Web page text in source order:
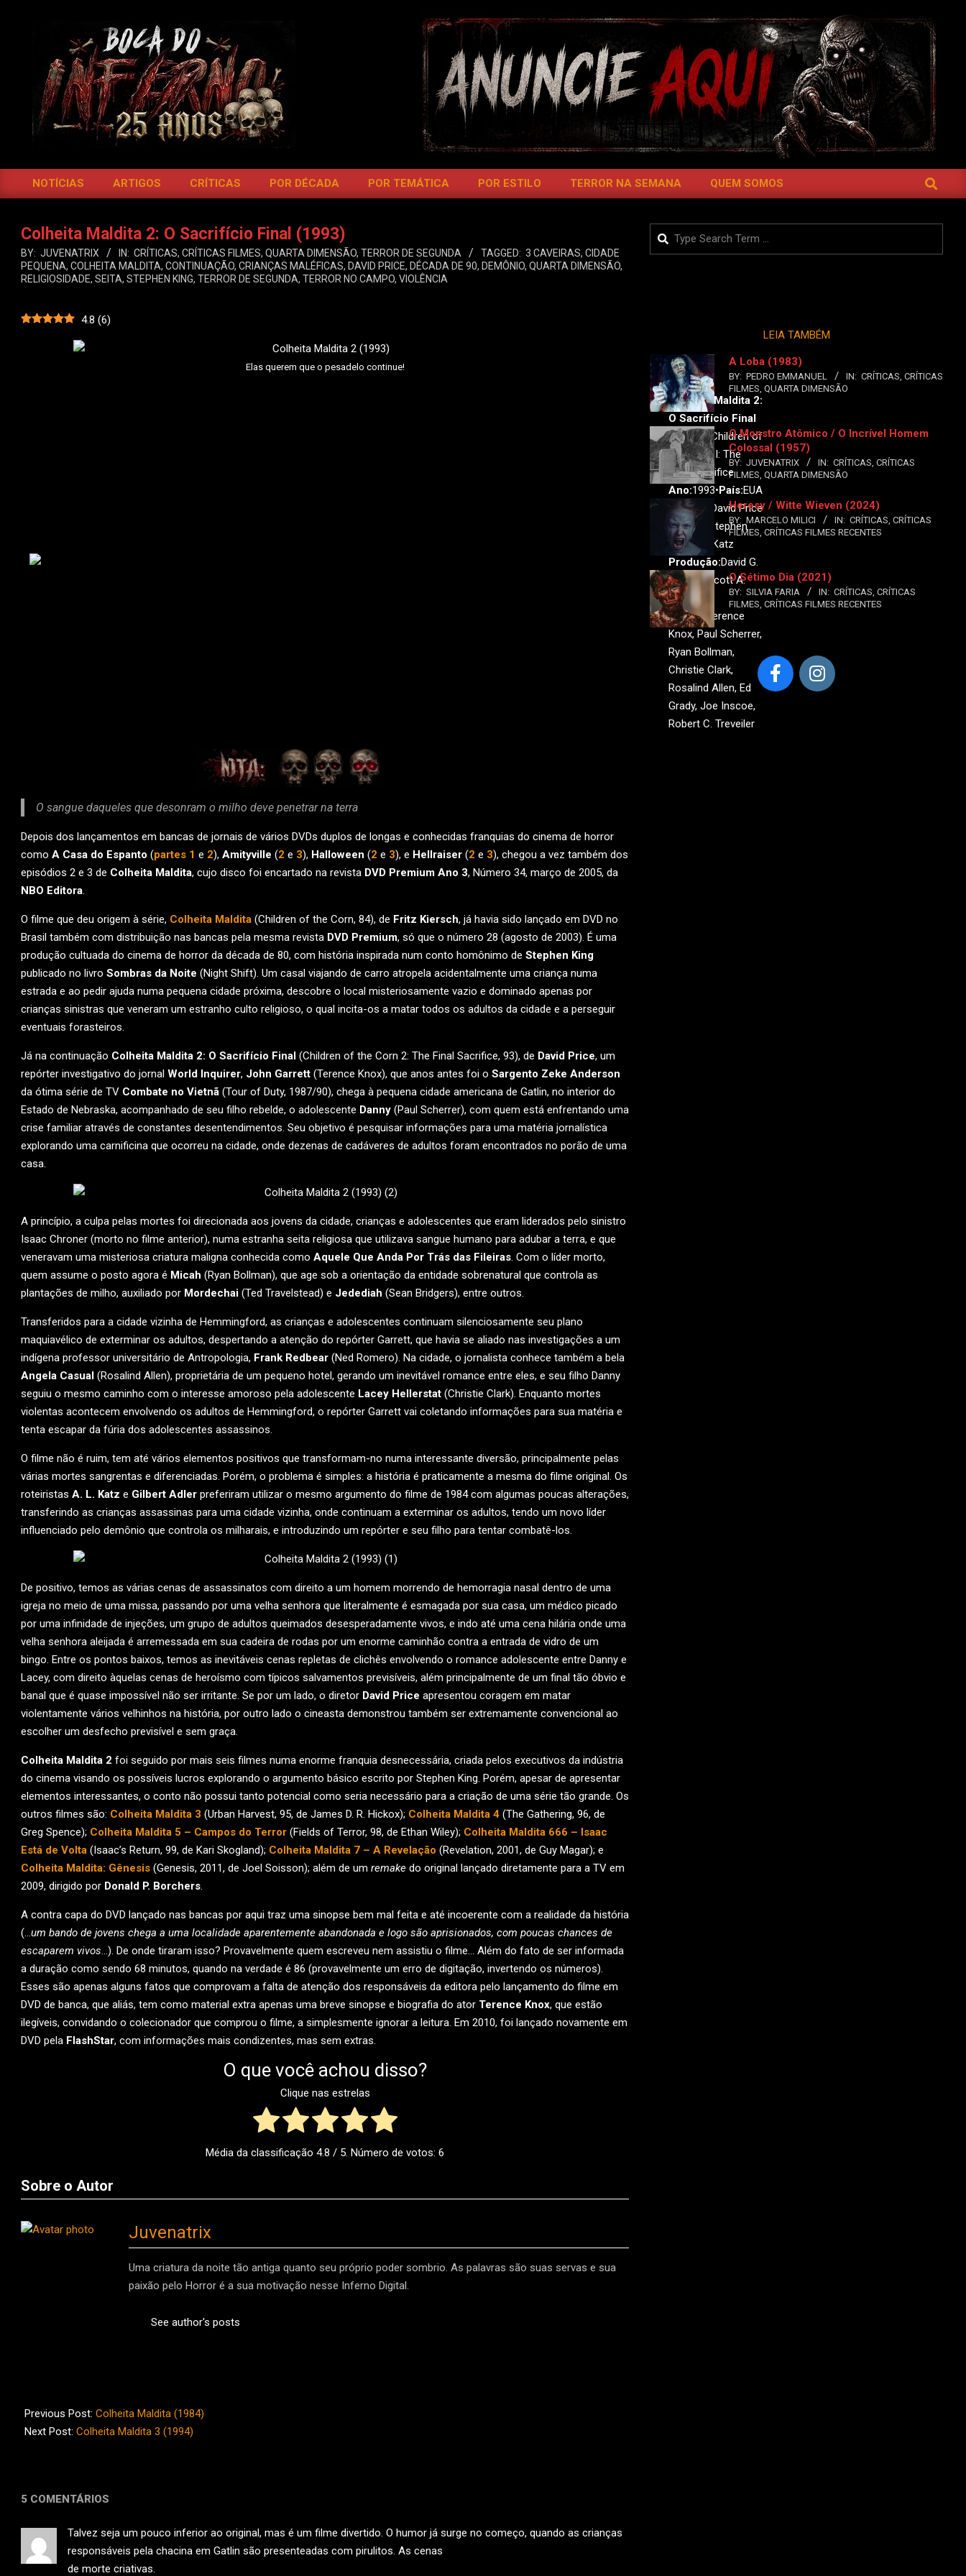
BOCA
DO
Primary
Menu
NOTÍCIAS ARTIGOS CRÍTICAS POR DÉCADA POR TEMÁTICA POR ESTILO TERROR NA SEMANA QUEM SOMOS SEARCH
Colheita Maldita 2: O Sacrifício Final (1993)
BY: JUVENATRIX IN: CRÍTICAS, CRÍTICAS FILMES, QUARTA DIMENSÃO, TERROR DE SEGUNDA TAGGED: 3 CAVEIRAS, CIDADE
PEQUENA, COLHEITA MALDITA, CONTINUAÇÃO, CRIANÇAS MALÉFICAS, DAVID PRICE, DÉCADA DE 90, DEMÔNIO, QUARTA DIMENSÃO,
RELIGIOSIDADE, SEITA, STEPHEN KING, TERROR DE SEGUNDA, TERROR NO CAMPO, VIOLÊNCIA
4.8 (6)
Elas querem que o pesadelo continue!
Colheita Maldita 2:
O Sacrifício Final
Original:Children of
the Corn II: The
Final Sacrifice
Ano:1993•País:EUA
Direção:
David Price
Roteiro:
Stephen
King, A L Katz
Produção:David G.
Stanley, Scott A.
Stone
Elenco:
Terence
Knox, Paul Scherrer,
Ryan Bollman,
Christie Clark,
Rosalind Allen, Ed
Grady, Joe Inscoe,
Robert C. Treveiler
O sangue daqueles que desonram o milho deve penetrar na terra
Depois dos lançamentos em bancas de jornais de vários DVDs duplos de longas e conhecidas franquias do cinema de horror
como A Casa do Espanto (partes 1 e 2), Amityville (2 e 3), Halloween (2 e 3), e Hellraiser (2 e 3), chegou a vez também dos
episódios 2 e 3 de Colheita Maldita, cujo disco foi encartado na revista DVD Premium Ano 3, Número 34, março de 2005, da
NBO Editora.
O filme que deu origem à série, Colheita Maldita (Children of the Corn, 84), de Fritz Kiersch, já havia sido lançado em DVD no
Brasil também com distribuição nas bancas pela mesma revista DVD Premium, só que o número 28 (agosto de 2003). É uma
produção cultuada do cinema de horror da década de 80, com história inspirada num conto homônimo de Stephen King
publicado no livro Sombras da Noite (Night Shift). Um casal viajando de carro atropela acidentalmente uma criança numa
estrada e ao pedir ajuda numa pequena cidade próxima, descobre o local misteriosamente vazio e dominado apenas por
crianças sinistras que veneram um estranho culto religioso, o qual incita-os a matar todos os adultos da cidade e a perseguir
eventuais forasteiros.
Já na continuação Colheita Maldita 2: O Sacrifício Final (Children of the Corn 2: The Final Sacrifice, 93), de David Price, um
repórter investigativo do jornal World Inquirer, John Garrett (Terence Knox), que anos antes foi o Sargento Zeke Anderson
da ótima série de TV Combate no Vietnã (Tour of Duty, 1987/90), chega à pequena cidade americana de Gatlin, no interior do
Estado de Nebraska, acompanhado de seu filho rebelde, o adolescente Danny (Paul Scherrer), com quem está enfrentando uma
crise familiar através de constantes desentendimentos. Seu objetivo é pesquisar informações para uma matéria jornalística
explorando uma carnificina que ocorreu na cidade, onde dezenas de cadáveres de adultos foram encontrados no porão de uma
casa.
A princípio, a culpa pelas mortes foi direcionada aos jovens da cidade, crianças e adolescentes que eram liderados pelo sinistro
Isaac Chroner (morto no filme anterior), numa estranha seita religiosa que utilizava sangue humano para adubar a terra, e que
veneravam uma misteriosa criatura maligna conhecida como Aquele Que Anda Por Trás das Fileiras. Com o líder morto,
quem assume o posto agora é Micah (Ryan Bollman), que age sob a orientação da entidade sobrenatural que controla as
plantações de milho, auxiliado por Mordechai (Ted Travelstead) e Jedediah (Sean Bridgers), entre outros.
Transferidos para a cidade vizinha de Hemmingford, as crianças e adolescentes continuam silenciosamente seu plano
maquiavélico de exterminar os adultos, despertando a atenção do repórter Garrett, que havia se aliado nas investigações a um
indígena professor universitário de Antropologia, Frank Redbear (Ned Romero). Na cidade, o jornalista conhece também a bela
Angela Casual (Rosalind Allen), proprietária de um pequeno hotel, gerando um inevitável romance entre eles, e seu filho Danny
seguiu o mesmo caminho com o interesse amoroso pela adolescente Lacey Hellerstat (Christie Clark). Enquanto mortes
violentas acontecem envolvendo os adultos de Hemmingford, o repórter Garrett vai coletando informações para sua matéria e
tenta escapar da fúria dos adolescentes assassinos.
O filme não é ruim, tem até vários elementos positivos que transformam-no numa interessante diversão, principalmente pelas
várias mortes sangrentas e diferenciadas. Porém, o problema é simples: a história é praticamente a mesma do filme original. Os
roteiristas A. L. Katz e Gilbert Adler preferiram utilizar o mesmo argumento do filme de 1984 com algumas poucas alterações,
transferindo as crianças assassinas para uma cidade vizinha, onde continuam a exterminar os adultos, tendo um novo líder
influenciado pelo demônio que controla os milharais, e introduzindo um repórter e seu filho para tentar combatê-los.
De positivo, temos as várias cenas de assassinatos com direito a um homem morrendo de hemorragia nasal dentro de uma
igreja no meio de uma missa, passando por uma velha senhora que literalmente é esmagada por sua casa, um médico picado
por uma infinidade de injeções, um grupo de adultos queimados desesperadamente vivos, e indo até uma cena hilária onde uma
velha senhora aleijada é arremessada em sua cadeira de rodas por um enorme caminhão contra a entrada de vidro de um
bingo. Entre os pontos baixos, temos as inevitáveis cenas repletas de clichês envolvendo o romance adolescente entre Danny e
Lacey, com direito àquelas cenas de heroísmo com típicos salvamentos previsíveis, além principalmente de um final tão óbvio e
banal que é quase impossível não ser irritante. Se por um lado, o diretor David Price apresentou coragem em matar
violentamente vários velhinhos na história, por outro lado o cineasta demonstrou também ser extremamente convencional ao
escolher um desfecho previsível e sem graça.
Colheita Maldita 2 foi seguido por mais seis filmes numa enorme franquia desnecessária, criada pelos executivos da indústria
do cinema visando os possíveis lucros explorando o argumento básico escrito por Stephen King. Porém, apesar de apresentar
elementos interessantes, o conto não possui tanto potencial como seria necessário para a criação de uma série tão grande. Os
outros filmes são: Colheita Maldita 3 (Urban Harvest, 95, de James D. R. Hickox); Colheita Maldita 4 (The Gathering, 96, de
Greg Spence); Colheita Maldita 5 – Campos do Terror (Fields of Terror, 98, de Ethan Wiley); Colheita Maldita 666 – Isaac
Está de Volta (Isaac’s Return, 99, de Kari Skogland); Colheita Maldita 7 – A Revelação (Revelation, 2001, de Guy Magar); e
Colheita Maldita: Gênesis (Genesis, 2011, de Joel Soisson); além de um remake do original lançado diretamente para a TV em
2009, dirigido por Donald P. Borchers.
A contra capa do DVD lançado nas bancas por aqui traz uma sinopse bem mal feita e até incoerente com a realidade da história
(…um bando de jovens chega a uma localidade aparentemente abandonada e logo são aprisionados, com poucas chances de
escaparem vivos…). De onde tiraram isso? Provavelmente quem escreveu nem assistiu o filme… Além do fato de ser informada
a duração como sendo 68 minutos, quando na verdade é 86 (provavelmente um erro de digitação, invertendo os números).
Esses são apenas alguns fatos que comprovam a falta de atenção dos responsáveis da editora pelo lançamento do filme em
DVD de banca, que aliás, tem como material extra apenas uma breve sinopse e biografia do ator Terence Knox, que estão
ilegíveis, convidando o colecionador que comprou o filme, a simplesmente ignorar a leitura. Em 2010, foi lançado novamente em
DVD pela FlashStar, com informações mais condizentes, mas sem extras.
O que você achou disso?
Clique nas estrelas
Média da classificação 4.8 / 5. Número de votos: 6
Sobre o Autor
Juvenatrix
Uma criatura da noite tão antiga quanto seu próprio poder sombrio. As palavras são suas servas e sua
paixão pelo Horror é a sua motivação nesse Inferno Digital.
See author's posts
10-
12
Previous Post: Colheita Maldita (1984)
Next Post: Colheita Maldita 3 (1994)
5 COMENTÁRIOS
Talvez seja um pouco inferior ao original, mas é um filme divertido. O humor já surge no começo, quando as crianças
responsáveis pela chacina em Gatlin são presenteadas com pirulitos. As cenas
de morte criativas.
Search
LEIA TAMBÉM
A Loba (1983)
BY: PEDRO EMMANUEL IN: CRÍTICAS, CRÍTICAS
FILMES, QUARTA DIMENSÃO
O Monstro Atômico / O Incrível Homem
Colossal (1957)
BY: JUVENATRIX IN: CRÍTICAS, CRÍTICAS
FILMES, QUARTA DIMENSÃO
Heresy / Witte Wieven (2024)
BY: MARCELO MILICI IN: CRÍTICAS, CRÍTICAS
FILMES, CRÍTICAS FILMES RECENTES
O Sétimo Dia (2021)
BY: SILVIA FARIA IN: CRÍTICAS, CRÍTICAS
FILMES, CRÍTICAS FILMES RECENTES